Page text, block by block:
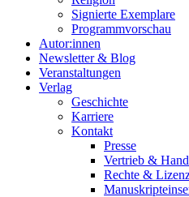
Signierte Exemplare
Programmvorschau
Autor:innen
Newsletter & Blog
Veranstaltungen
Verlag
Geschichte
Karriere
Kontakt
Presse
Vertrieb &
Rechte &